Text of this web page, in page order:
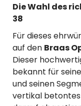
Die Wahl des
38
Für dieses
auf den Braas
Dieser
bekannt für
und seinen
vertikal betontes